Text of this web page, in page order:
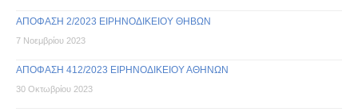
ΑΠΟΦΑΣΗ 2/2023 ΕΙΡΗΝΟΔΙΚΕΙΟΥ ΘΗΒΩΝ
7 Νοεμβρίου 2023
ΑΠΟΦΑΣΗ 412/2023 ΕΙΡΗΝΟΔΙΚΕΙΟΥ ΑΘΗΝΩΝ
30 Οκτωβρίου 2023